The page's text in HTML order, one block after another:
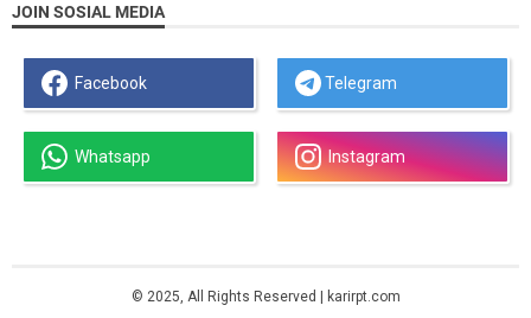
JOIN SOSIAL MEDIA
Facebook Telegram
Whatsapp Instagram
© 2025, All Rights Reserved | karirpt.com